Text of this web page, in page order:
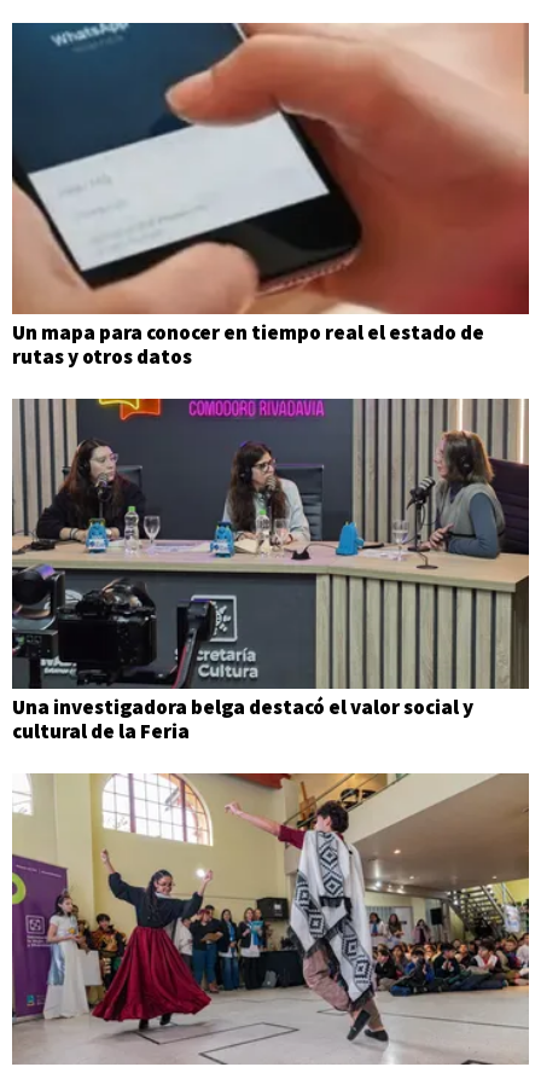
Un mapa para conocer en tiempo real el estado de
rutas y otros datos
Una investigadora belga destacó el valor social y
cultural de la Feria